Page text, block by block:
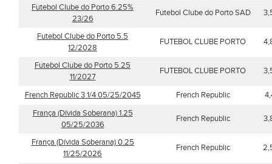
Futebol Clube do Porto 6.25%
23/26
Futebol Clube do Porto SAD
Futebol Clube do Porto 5.5
12/2028
FUTEBOL CLUBE PORTO
Futebol Clube do Porto 5.25
11/2027
FUTEBOL CLUBE PORTO
French Republic 3 1/4 05/25/2045 French Republic
França (Dívida Soberana) 1.25
05/25/2036
French Republic
França (Dívida Soberana) 0.25
11/25/2026
French Republic